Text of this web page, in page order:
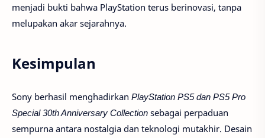
menjadi bukti bahwa PlayStation terus berinovasi, tanpa
melupakan akar sejarahnya.
Kesimpulan
Sony berhasil menghadirkan PlayStation PS5 dan PS5 Pro
Special 30th Anniversary Collection sebagai perpaduan
sempurna antara nostalgia dan teknologi mutakhir. Desain